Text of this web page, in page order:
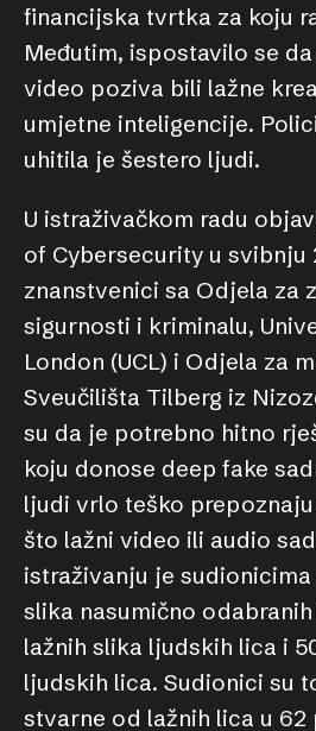
financijska tvrtka za koju
Međutim, ispostavilo se
video poziva bili lažne
umjetne inteligencije.
uhitila je šestero ljudi.
U istraživačkom radu
of Cybersecurity u svibnju
znanstvenici sa Odjela za
sigurnosti i kriminalu,
London (UCL) i Odjela za
Sveučilišta Tilberg iz
su da je potrebno hitno
koju donose deep fake
ljudi vrlo teško
što lažni video ili audio
istraživanju je
slika nasumično
lažnih slika ljudskih lica i
ljudskih lica. Sudionici su
stvarne od lažnih lica u